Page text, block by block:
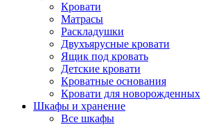
Кровати
Матрасы
Раскладушки
Двухъярусные кровати
Ящик под кровать
Детские кровати
Кроватные основания
Кровати для новорожденных
Шкафы и хранение
Все шкафы